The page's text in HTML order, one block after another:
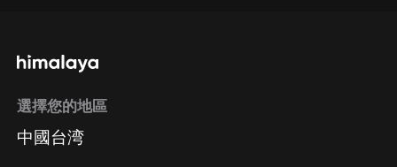
選擇您的地區
中國台湾